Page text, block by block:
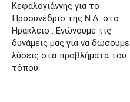
Κεφαλογιάννης για το
Προσυνέδριο της Ν.Δ. στο
Ηράκλειο : Ενώνουμε τις
δυνάμεις μας για να δώσουμε
λύσεις στα προβλήματα του
τόπου.